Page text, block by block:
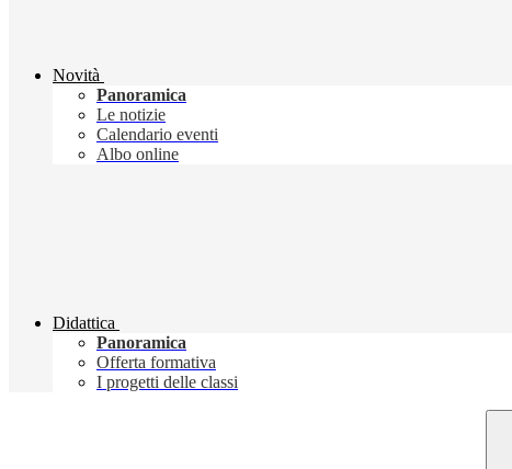
Novità
Panoramica
Le notizie
Calendario eventi
Albo online
Didattica
Panoramica
Offerta formativa
I progetti delle classi